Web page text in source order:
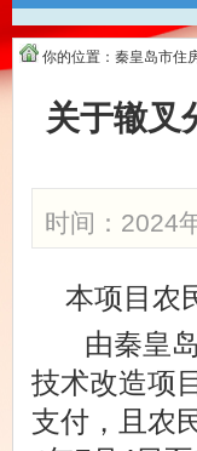
你的位置： 秦皇岛市住
关于辙叉
时间：2024
本项目农
由秦皇
技术改造项目
支付，且农